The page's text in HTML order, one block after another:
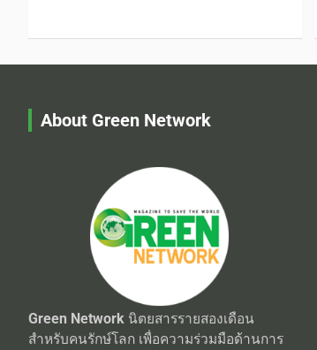
About Green Network
Green Network นิตยสารรายสองเดือน
สำหรับคนรักษ์โลก เพื่อความร่วมมือด้านการ